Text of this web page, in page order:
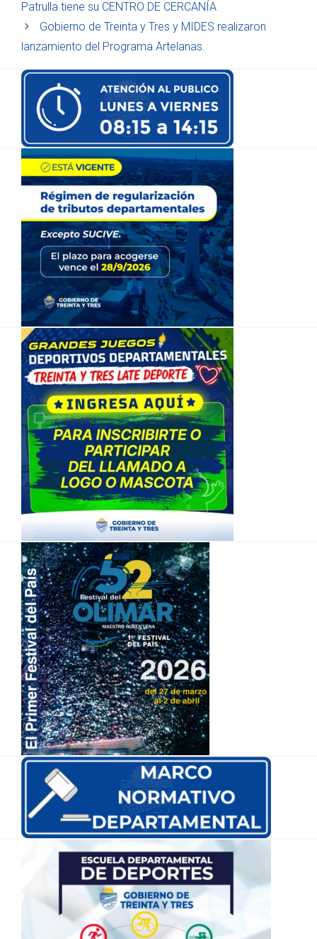
Patrulla tiene su CENTRO DE CERCANÍA
Gobierno de Treinta y Tres y MIDES realizaron
lanzamiento del Programa Artelanas.